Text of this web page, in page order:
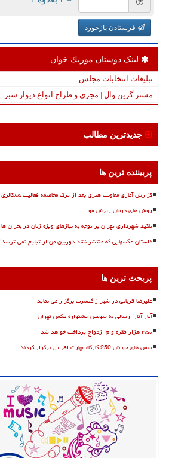
فرستادن بازخورد
لینک دوستان موزیك خوان
تبلیغات انتخابات مجلس
مستر گرین وال | مجری و طراح انواع دیوار سبز
جدیدترین مطالب
پربیننده ترین ها
گزارش آماری معاونت هنری بعد از ترک مخاصمه فعالیت ۸۵گالری و ۴۷ اجرای موسیقی
روش های درمان ریزش مو
تاکید شهرداری تهران بر توجه به نیازهای ویژه زنان در بحران ها
داستان عکسهایی که منتشر نشد دوربین من از تبلیغ نمی ترسد!
پربحث ترین ها
علیرضا قربانی در شیراز کنسرت برگزار می نماید
آمار آثار ارسالی به سومین جشنواره عکس تهران
۴۵۰ هزار فقره وام ازدواج پرداخت خواهد شد
سمن های جوانان 250 کارگاه مهارت افزایی برگزار کردند